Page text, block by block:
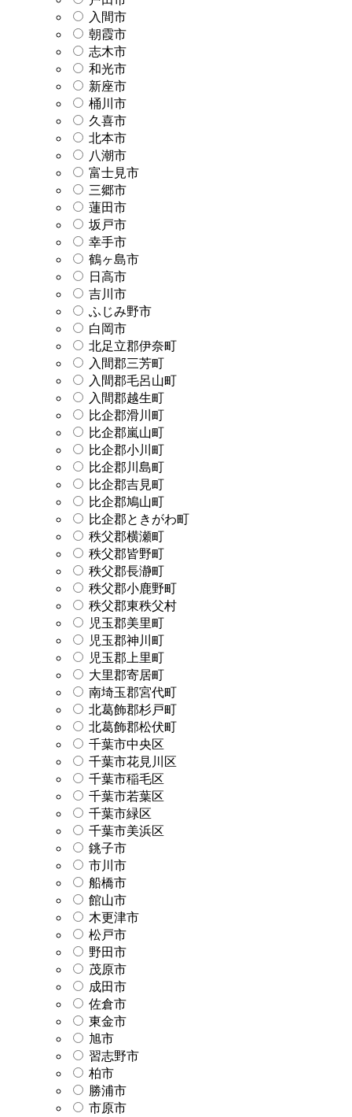
入間市
朝霞市
志木市
和光市
新座市
桶川市
久喜市
北本市
八潮市
富士見市
三郷市
蓮田市
坂戸市
幸手市
鶴ヶ島市
日高市
吉川市
ふじみ野市
白岡市
北足立郡伊奈町
入間郡三芳町
入間郡毛呂山町
入間郡越生町
比企郡滑川町
比企郡嵐山町
比企郡小川町
比企郡川島町
比企郡吉見町
比企郡鳩山町
比企郡ときがわ町
秩父郡横瀬町
秩父郡皆野町
秩父郡長瀞町
秩父郡小鹿野町
秩父郡東秩父村
児玉郡美里町
児玉郡神川町
児玉郡上里町
大里郡寄居町
南埼玉郡宮代町
北葛飾郡杉戸町
北葛飾郡松伏町
千葉市中央区
千葉市花見川区
千葉市稲毛区
千葉市若葉区
千葉市緑区
千葉市美浜区
銚子市
市川市
船橋市
館山市
木更津市
松戸市
野田市
茂原市
成田市
佐倉市
東金市
旭市
習志野市
柏市
勝浦市
市原市